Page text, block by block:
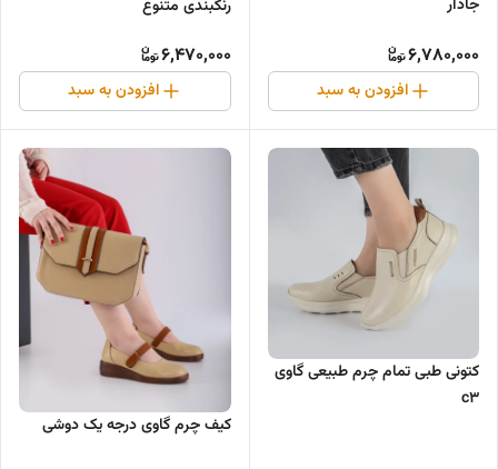
جادار
6,780,000
افزودن به سبد
رنگبندی متنوع
6,470,000
افزودن به سبد
کتونی طبی تمام چرم طبیعی گاوی
c3
کیف چرم گاوی درجه یک دوشی